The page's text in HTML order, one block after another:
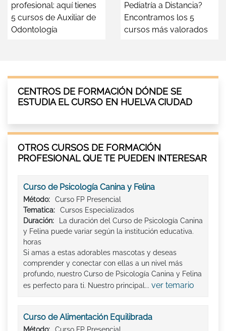
profesional: aquí tienes
5 cursos de Auxiliar de
Odontología
Pediatría a Distancia?
Encontramos los 5
cursos más valorados
CENTROS DE FORMACIÓN DÓNDE SE
ESTUDIA EL CURSO EN HUELVA CIUDAD
OTROS CURSOS DE FORMACIÓN
PROFESIONAL QUE TE PUEDEN INTERESAR
Curso de Psicología Canina y Felina
Método:
Curso FP Presencial
Tematica:
Cursos Especializados
Duración:
La duración del Curso de Psicología Canina
y Felina puede variar según la institución educativa.
horas
Si amas a estas adorables mascotas y deseas
comprender y conectar con ellas a un nivel más
profundo, nuestro Curso de Psicología Canina y Felina
es perfecto para ti. Nuestro principal... ver temario
Curso de Alimentación Equilibrada